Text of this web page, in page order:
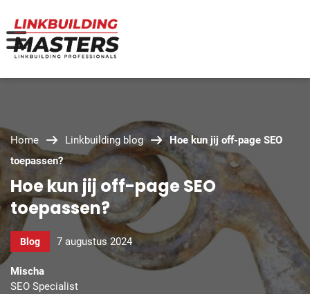
Home Linkbuilding blog
Hoe kun jij off-page SEO
toepassen?
Hoe kun jij off-page SEO
toepassen?
Blog 7 augustus 2024
Mischa
SEO Specialist